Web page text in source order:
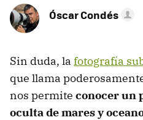
Óscar Condés
Sin duda, la fotografía
que llama
nos permite conocer un
oculta de mares y